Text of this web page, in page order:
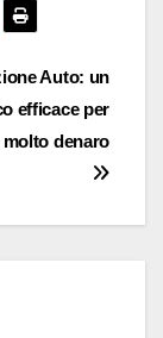
Auto: un
efficace per
denaro